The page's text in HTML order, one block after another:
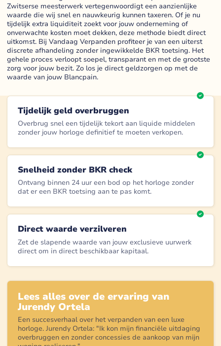
Zwitserse meesterwerk vertegenwoordigt een aanzienlijke
waarde die wij snel en nauwkeurig kunnen taxeren. Of je nu
tijdelijk extra liquiditeit zoekt voor jouw onderneming of
onverwachte kosten moet dekken, deze methode biedt direct
uitkomst. Bij Vandaag Verpanden profiteer je van een uiterst
discrete afhandeling zonder ingewikkelde BKR toetsing. Het
gehele proces verloopt soepel, transparant en met de grootste
zorg voor jouw bezit. Zo los je direct geldzorgen op met de
waarde van jouw Blancpain.
Tijdelijk geld overbruggen
Overbrug snel een tijdelijk tekort aan liquide middelen
zonder jouw horloge definitief te moeten verkopen.
Snelheid zonder BKR check
Ontvang binnen 24 uur een bod op het horloge zonder
dat er een BKR toetsing aan te pas komt.
Direct waarde verzilveren
Zet de slapende waarde van jouw exclusieve uurwerk
direct om in direct beschikbaar kapitaal.
Lees alles over de ervaring van
Jurendy Ortela
Een succesverhaal over het verpanden van een luxe
horloge. Jurendy Ortela: "Ik kon mijn financiële uitdaging
overbruggen en zonder concessies de aankoop van mijn